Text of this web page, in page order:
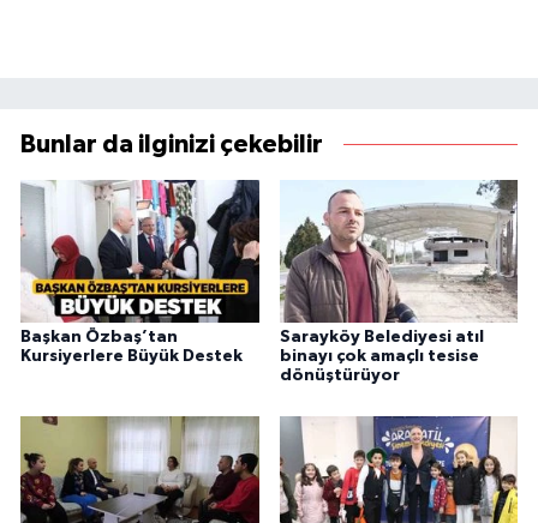
Bunlar da ilginizi çekebilir
Başkan Özbaş’tan
Kursiyerlere Büyük Destek
Sarayköy Belediyesi atıl
binayı çok amaçlı tesise
dönüştürüyor